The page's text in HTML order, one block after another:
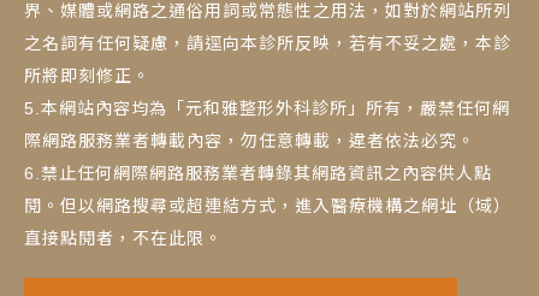
界、媒體或網路之通俗用詞或常態性之用法，如對於網站所列
之名詞有任何疑慮，請逕向本診所反映，若有不妥之處，本診
所將即刻修正。
5.本網站內容均為「元和雅整形外科診所」所有，嚴禁任何網
際網路服務業者轉載內容，勿任意轉載，違者依法必究。
6.禁止任何網際網路服務業者轉錄其網路資訊之內容供人點
閱。但以網路搜尋或超連結方式，進入醫療機構之網址（域）
直接點閱者，不在此限。